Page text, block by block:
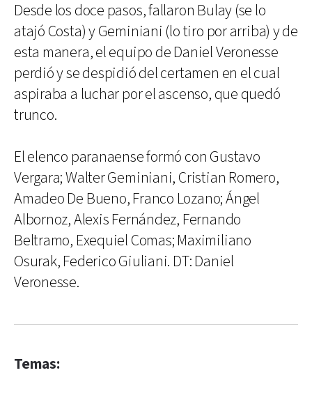
Desde los doce pasos, fallaron Bulay (se lo
atajó Costa) y Geminiani (lo tiro por arriba) y de
esta manera, el equipo de Daniel Veronesse
perdió y se despidió del certamen en el cual
aspiraba a luchar por el ascenso, que quedó
trunco.
El elenco paranaense formó con Gustavo
Vergara; Walter Geminiani, Cristian Romero,
Amadeo De Bueno, Franco Lozano; Ángel
Albornoz, Alexis Fernández, Fernando
Beltramo, Exequiel Comas; Maximiliano
Osurak, Federico Giuliani. DT: Daniel
Veronesse.
Temas: